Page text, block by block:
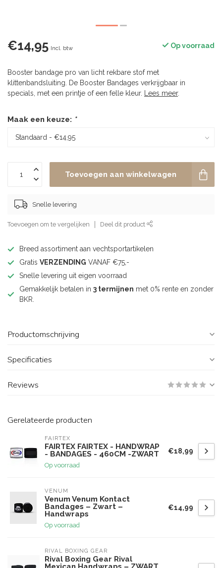
€14,95 Incl. btw Op voorraad
Booster bandage pro van licht rekbare stof met
klittenbandsluiting. De Booster Bandages verkrijgbaar in
specials, met een printje of een felle kleur.
Lees meer.
Maak een keuze: *
Toevoegen aan winkelwagen
Snelle levering
Toevoegen om te vergelijken Deel dit product
Breed assortiment aan vechtsportartikelen
Gratis VERZENDING VANAF €75,-
Snelle levering uit eigen voorraad
Gemakkelijk betalen in 3 termijnen met 0% rente en zonder
BKR.
Productomschrijving
Specificaties
Reviews
Gerelateerde producten
FAIRTEX
FAIRTEX FAIRTEX - HANDWRAP
- BANDAGES - 460CM -ZWART
Op voorraad
€18,99
VENUM
Venum Venum Kontact
Bandages – Zwart –
Handwraps
Op voorraad
€14,99
RIVAL BOXING GEAR
Rival Boxing Gear Rival